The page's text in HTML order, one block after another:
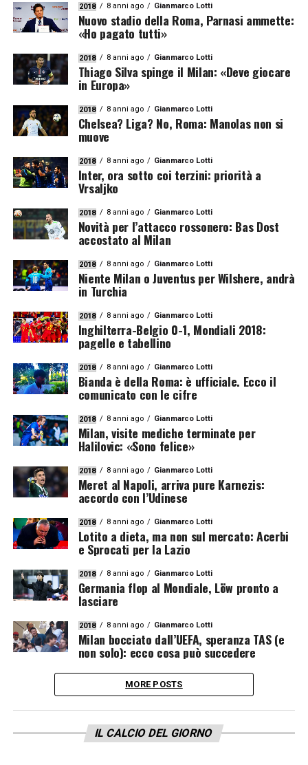
2018 8 anni ago Gianmarco Lotti
Nuovo stadio della Roma, Parnasi ammette:
«Ho pagato tutti»
2018 8 anni ago Gianmarco Lotti
Thiago Silva spinge il Milan: «Deve giocare
in Europa»
2018 8 anni ago Gianmarco Lotti
Chelsea? Liga? No, Roma: Manolas non si
muove
2018 8 anni ago Gianmarco Lotti
Inter, ora sotto coi terzini: priorità a
Vrsaljko
2018 8 anni ago Gianmarco Lotti
Novità per l’attacco rossonero: Bas Dost
accostato al Milan
2018 8 anni ago Gianmarco Lotti
Niente Milan o Juventus per Wilshere, andrà
in Turchia
2018 8 anni ago Gianmarco Lotti
Inghilterra-Belgio 0-1, Mondiali 2018:
pagelle e tabellino
2018 8 anni ago Gianmarco Lotti
Bianda è della Roma: è ufficiale. Ecco il
comunicato con le cifre
2018 8 anni ago Gianmarco Lotti
Milan, visite mediche terminate per
Halilovic: «Sono felice»
2018 8 anni ago Gianmarco Lotti
Meret al Napoli, arriva pure Karnezis:
accordo con l’Udinese
2018 8 anni ago Gianmarco Lotti
Lotito a dieta, ma non sul mercato: Acerbi
e Sprocati per la Lazio
2018 8 anni ago Gianmarco Lotti
Germania flop al Mondiale, Löw pronto a
lasciare
2018 8 anni ago Gianmarco Lotti
Milan bocciato dall’UEFA, speranza TAS (e
non solo): ecco cosa può succedere
MORE POSTS
IL CALCIO DEL GIORNO